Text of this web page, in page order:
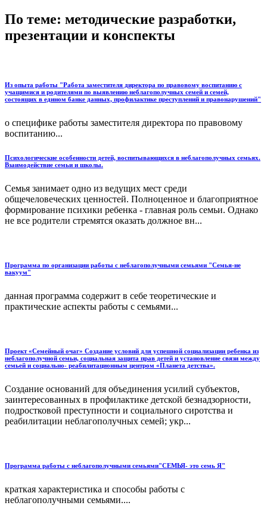
По теме: методические разработки,
презентации и конспекты
Из опыта работы "Работа заместителя директора по правовому воспитанию с
учащимися и родителями по выявлению неблагополучных семей и семей,
состоящих в едином банке данных, профилактике преступлений и правонарушений"
о специфике работы заместителя директора по правовому
воспитанию...
Психологические особенности детей, воспитывающихся в неблагополучных семьях.
Взаимодействие семьи и школы.
Семья занимает одно из ведущих мест среди
общечеловеческих ценностей. Полноценное и благоприятное
формирование психики ребенка - главная роль семьи. Однако
не все родители стремятся оказать должное вн...
Программа по организации работы с неблагополучными семьями "Семья-не
вакуум"
данная программа содержит в себе теоретические и
практические аспекты работы с семьями...
Проект «Семейный очаг» Создание условий для успешной социализации ребенка из
неблагополучной семьи, социальная защита прав детей и установление связи между
семьей и социально- реабилитационным центром «Планета детства».
Создание оснований для объединения усилий субъектов,
заинтересованных в профилактике детской безнадзорности,
подростковой преступности и социального сиротства и
реабилитации неблагополучных семей; укр...
Программа работы с неблагополучными семьями"СЕМЬЯ- это семь Я"
краткая характеристика и способы работы с
неблагополучными семьями....